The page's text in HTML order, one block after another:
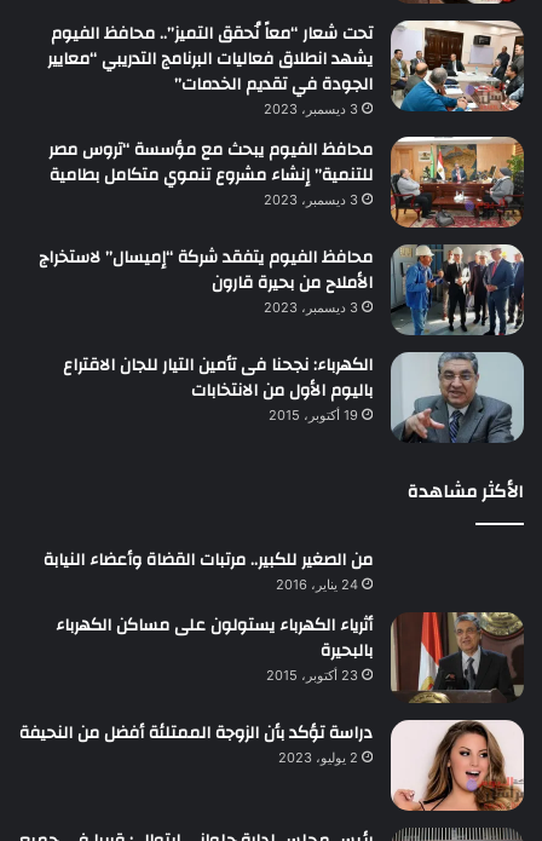
تحت شعار “معاً نُحقق التميز”.. محافظ الفيوم
يشهد انطلاق فعاليات البرنامج التدريبي “معايير
الجودة في تقديم الخدمات”
3 ديسمبر، 2023
محافظ الفيوم يبحث مع مؤسسة “تروس مصر
للتنمية” إنشاء مشروع تنموي متكامل بطامية
3 ديسمبر، 2023
محافظ الفيوم يتفقد شركة “إميسال” لاستخراج
الأملاح من بحيرة قارون
3 ديسمبر، 2023
الكهرباء: نجحنا فى تأمين التيار للجان الاقتراع
باليوم الأول من الانتخابات
19 أكتوبر، 2015
الأكثر مشاهدة
من الصغير للكبير.. مرتبات القضاة وأعضاء النيابة
24 يناير، 2016
أثرياء الكهرباء يستولون على مساكن الكهرباء
بالبحيرة
23 أكتوبر، 2015
دراسة تؤكد بأن الزوجة الممتلئة أفضل من النحيفة
2 يوليو، 2023